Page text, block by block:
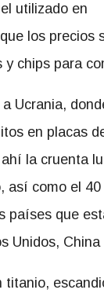
utilizado en
los precios
chips para
Ucrania,
en placas
la cruenta
así como el
países que
Unidos, China